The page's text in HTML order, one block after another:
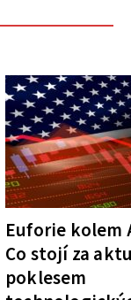
Euforie kolem
Co stojí za
poklesem